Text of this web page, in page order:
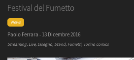
Festival del Fumetto
News
Paolo Ferrara - 13 Dicembre 2016
Streaming, Live, Disegno, Stand, Fumetti, Torino comics